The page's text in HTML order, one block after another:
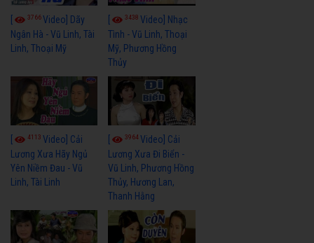
3766Video] Dãy
Ngân Hà - Vũ Linh, Tài
Linh, Thoại Mỹ
3438Video] Nhạc
Tình - Vũ Linh, Thoại
Mỹ, Phương Hồng
Thủy
4113 Video] Cải
Lương Xưa Hãy Ngủ
Yên Niềm Đau - Vũ
Linh, Tài Linh
3964Video] Cải
Lương Xưa Đi Biển -
Vũ Linh, Phương Hồng
Thủy, Hương Lan,
Thanh Hằng